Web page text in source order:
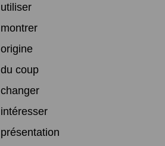
utiliser
montrer
origine
du coup
changer
intéresser
présentation